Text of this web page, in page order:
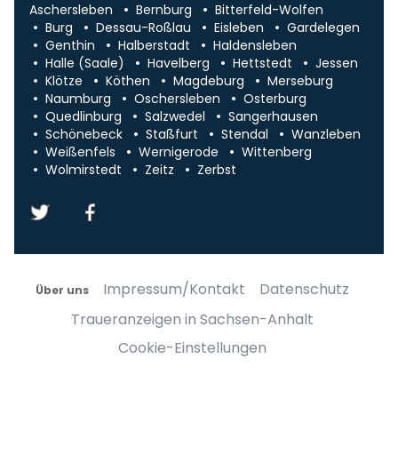
Aschersleben Bernburg
Bitterfeld-Wolfen
Burg
Dessau-Roßlau Eisleben
Gardelegen
Genthin
Halberstadt
Haldensleben
Halle (Saale)
Havelberg Hettstedt
Jessen
Klötze
Köthen Magdeburg
Merseburg
Naumburg
Oschersleben
Osterburg
Quedlinburg
Salzwedel
Sangerhausen
Schönebeck
Staßfurt Stendal
Wanzleben
Weißenfels
Wernigerode
Wittenberg
Wolmirstedt
Zeitz Zerbst
Über uns Impressum/Kontakt
Datenschutz
Traueranzeigen in Sachsen-Anhalt
Cookie-Einstellungen